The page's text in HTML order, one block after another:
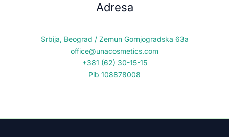
Adresa
Srbija, Beograd / Zemun Gornjogradska 63a
office@unacosmetics.com
+381 (62) 30-15-15
Pib 108878008